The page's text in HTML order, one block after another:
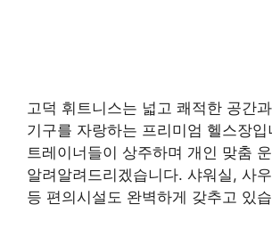
고덕 휘트니스는 넓고 쾌적한 공간
기구를 자랑하는 프리미엄 헬스장입
트레이너들이 상주하며 개인 맞춤
알려알려드리겠습니다. 샤워실, 사
등 편의시설도 완벽하게 갖추고 있